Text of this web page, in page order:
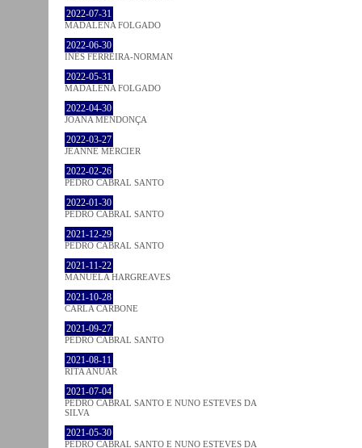
2022-07-31
MADALENA FOLGADO
2022-06-30
INÊS FERREIRA-NORMAN
2022-05-31
MADALENA FOLGADO
2022-04-30
JOANA MENDONÇA
2022-03-27
JEANNE MERCIER
2022-02-26
PEDRO CABRAL SANTO
2022-01-30
PEDRO CABRAL SANTO
2021-12-29
PEDRO CABRAL SANTO
2021-11-22
MANUELA HARGREAVES
2021-10-28
CARLA CARBONE
2021-09-27
PEDRO CABRAL SANTO
2021-08-11
RITA ANUAR
2021-07-04
PEDRO CABRAL SANTO E NUNO ESTEVES DA
SILVA
2021-05-30
PEDRO CABRAL SANTO E NUNO ESTEVES DA